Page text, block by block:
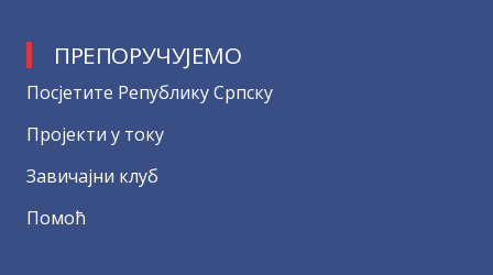
ПРЕПОРУЧУЈЕМО
Посјетите Републику Српску
Пројекти у току
Завичајни клуб
Помоћ